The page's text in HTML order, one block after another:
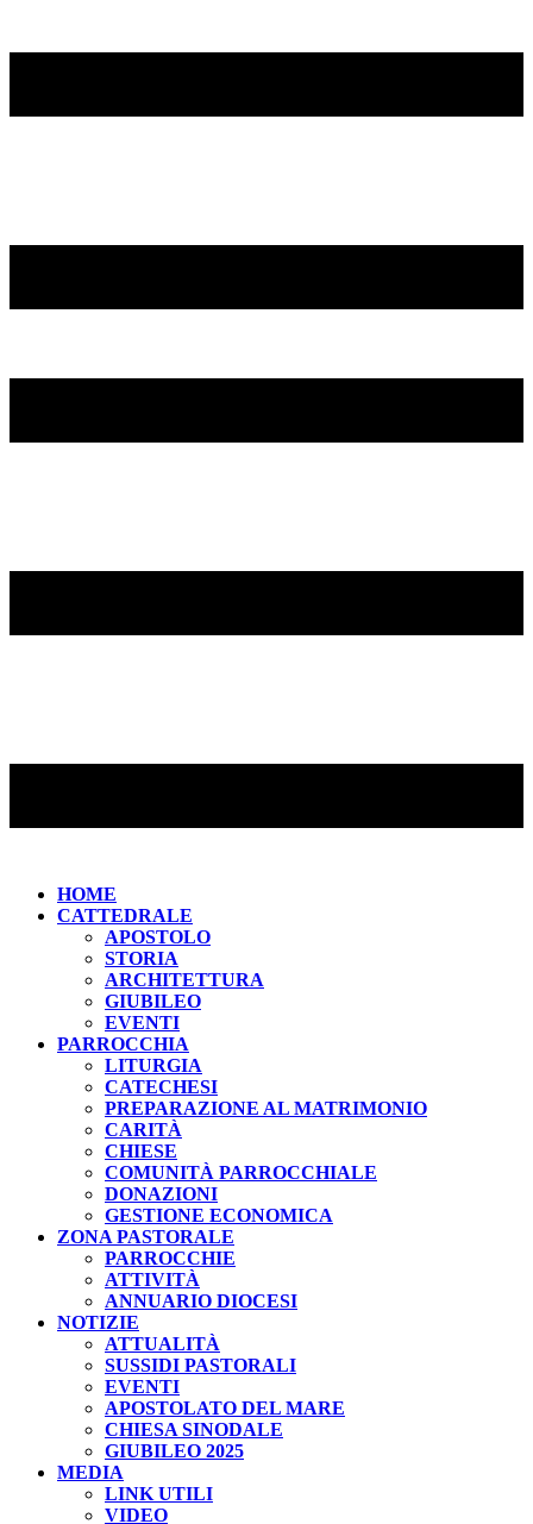
HOME
CATTEDRALE
APOSTOLO
STORIA
ARCHITETTURA
GIUBILEO
EVENTI
PARROCCHIA
LITURGIA
CATECHESI
PREPARAZIONE AL MATRIMONIO
CARITÀ
CHIESE
COMUNITÀ PARROCCHIALE
DONAZIONI
GESTIONE ECONOMICA
ZONA PASTORALE
PARROCCHIE
ATTIVITÀ
ANNUARIO DIOCESI
NOTIZIE
ATTUALITÀ
SUSSIDI PASTORALI
EVENTI
APOSTOLATO DEL MARE
CHIESA SINODALE
GIUBILEO 2025
MEDIA
LINK UTILI
VIDEO